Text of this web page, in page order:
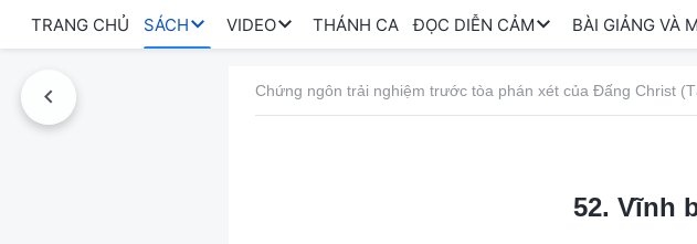
TRANG CHỦ SÁCH VIDEO THÁNH CA ĐỌC DIỄN CẢM BÀI GIẢNG VÀ
Chứng ngôn trải nghiệm trước tòa phán xét của Đấng Christ
52. Vĩnh